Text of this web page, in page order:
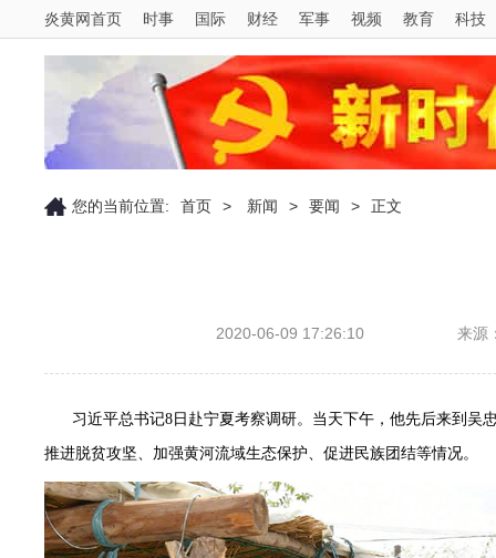
炎黄网首页 时事 国际 财经 军事 视频 教育 科技
您的当前位置: 首页 > 新闻 > 要闻 > 正文
2020-06-09 17:26:10 来源
习近平总书记8日赴宁夏考察调研。当天下午，他先后来到
推进脱贫攻坚、加强黄河流域生态保护、促进民族团结等情况。